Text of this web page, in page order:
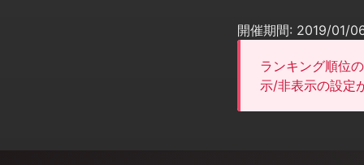
開催期間: 2019/01/
ランキング順位
示/非表示の設定